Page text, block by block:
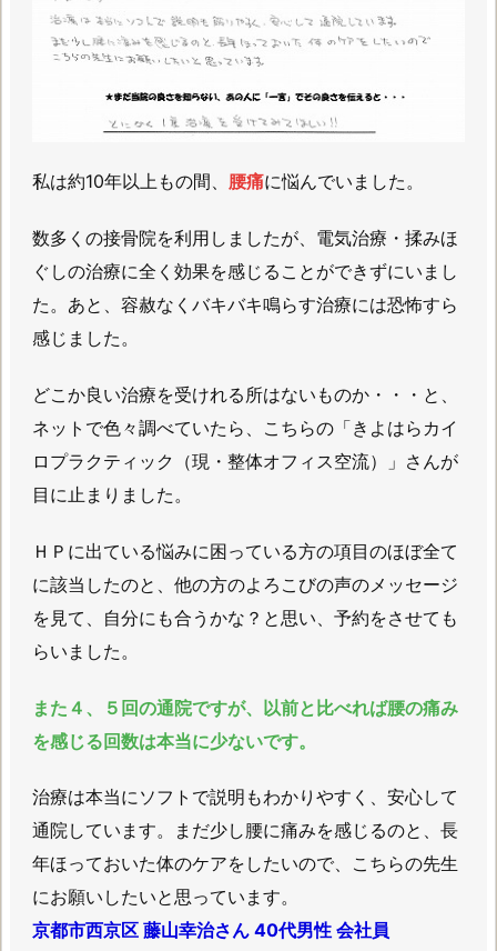
私は約10年以上もの間、 腰痛に悩んでいました。
数多くの接骨院を利用しましたが、電気治療・揉みほ
ぐしの治療に全く効果を感じることができずにいまし
た。あと、容赦なくバキバキ鳴らす治療には恐怖すら
感じました。
どこか良い治療を受けれる所はないものか・・・と、
ネットで色々調べていたら、こちらの「きよはらカイ
ロプラクティック（現・整体オフィス空流）」さんが
目に止まりました。
ＨＰに出ている悩みに困っている方の項目のほぼ全て
に該当したのと、他の方のよろこびの声のメッセージ
を見て、自分にも合うかな？と思い、予約をさせても
らいました。
また４、５回の通院ですが、以前と比べれば腰の痛み
を感じる回数は本当に少ないです。
治療は本当にソフトで説明もわかりやすく、安心して
通院しています。まだ少し腰に痛みを感じるのと、長
年ほっておいた体のケアをしたいので、こちらの先生
にお願いしたいと思っています。
京都市西京区 藤山幸治さん 40代男性 会社員